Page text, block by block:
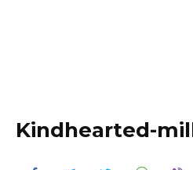
Kindhearted-